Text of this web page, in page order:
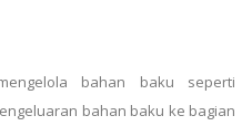
bahan baku seperti
bahan baku ke bagian